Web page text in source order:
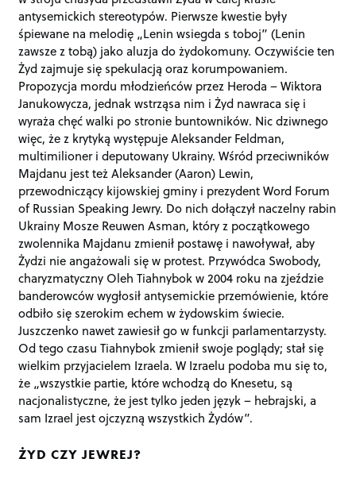
antysemickich stereotypów. Pierwsze kwestie były
śpiewane na melodię „Lenin wsiegda s toboj” (Lenin
zawsze z tobą) jako aluzja do żydokomuny. Oczywiście ten
Żyd zajmuje się spekulacją oraz korumpowaniem.
Propozycja mordu młodzieńców przez Heroda – Wiktora
Janukowycza, jednak wstrząsa nim i Żyd nawraca się i
wyraża chęć walki po stronie buntowników. Nic dziwnego
więc, że z krytyką występuje Aleksander Feldman,
multimilioner i deputowany Ukrainy. Wśród przeciwników
Majdanu jest też Aleksander (Aaron) Lewin,
przewodniczący kijowskiej gminy i prezydent Word Forum
of Russian Speaking Jewry. Do nich dołączył naczelny rabin
Ukrainy Mosze Reuwen Asman, który z początkowego
zwolennika Majdanu zmienił postawę i nawoływał, aby
Żydzi nie angażowali się w protest. Przywódca Swobody,
charyzmatyczny Oleh Tiahnybok w 2004 roku na zjeździe
banderowców wygłosił antysemickie przemówienie, które
odbiło się szerokim echem w żydowskim świecie.
Juszczenko nawet zawiesił go w funkcji parlamentarzysty.
Od tego czasu Tiahnybok zmienił swoje poglądy; stał się
wielkim przyjacielem Izraela. W Izraelu podoba mu się to,
że „wszystkie partie, które wchodzą do Knesetu, są
nacjonalistyczne, że jest tylko jeden język – hebrajski, a
sam Izrael jest ojczyzną wszystkich Żydów”.
ŻYD CZY JEWREJ?